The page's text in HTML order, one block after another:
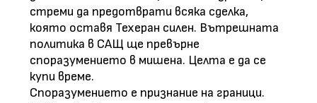
стреми да предотврати всяка сделка,
която оставя Техеран силен. Вътрешната
политика в САЩ ще превърне
споразумението в мишена. Целта е да се
купи време.
Споразумението е признание на граници.